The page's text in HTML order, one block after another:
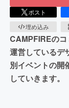
ポスト
埋め込み
CAMPFIREの
運営しているデ
別イベントの開
していきます。